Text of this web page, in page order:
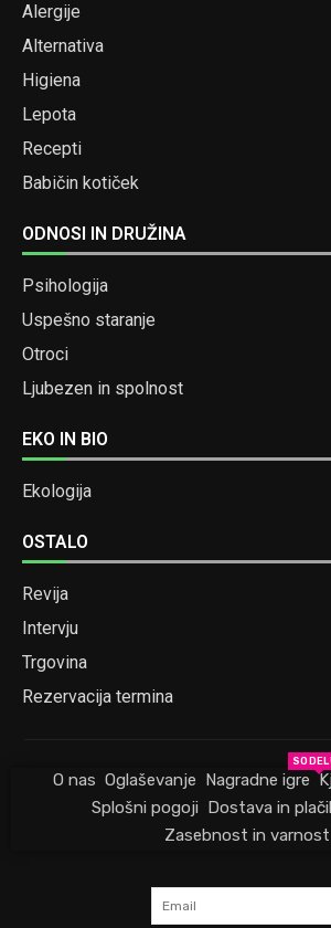
Alergije
Alternativa
Higiena
Lepota
Recepti
Babičin kotiček
ODNOSI IN DRUŽINA
Psihologija
Uspešno staranje
Otroci
Ljubezen in spolnost
EKO IN BIO
Ekologija
OSTALO
Revija
Intervju
Trgovina
Rezervacija termina
O nas Oglaševanje Nagradne igre
Splošni pogoji Dostava in
Zasebnost in varnost